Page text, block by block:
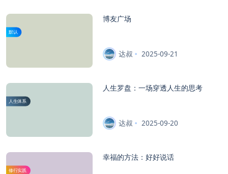
默认
博友广场
达叔 2025-09-21
人生体系
人生罗盘：一场穿透人生的思考
达叔 2025-09-20
修行实践
幸福的方法：好好说话